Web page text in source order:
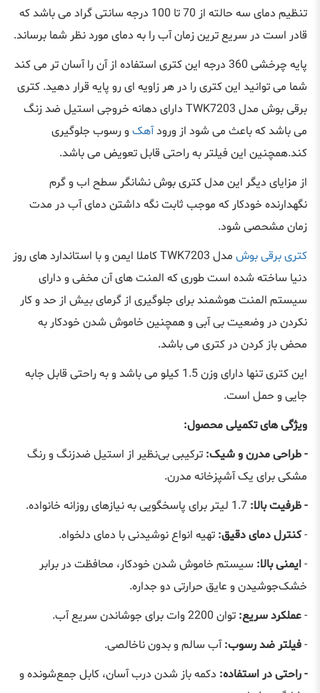
تنظیم دمای سه حالته از 70 تا 100 درجه سانتی گراد می باشد که
قادر است در سریع ترین زمان آب را به دمای مورد نظر شما برساند.
پایه چرخشی 360 درجه این کتری استفاده از آن را آسان تر می کند
شما می توانید این کتری را در هر زاویه ای رو پایه قرار دهید. کتری
برقی بوش مدل TWK7203 دارای دهانه خروجی استیل ضد زنگ
می باشد که باعث می شود از ورودآهکو رسوب جلوگیری
کند.همچنین این فیلتر به راحتی قابل تعویض می باشد.
از مزایای دیگر این مدل کتری بوش نشانگر سطح اب و گرم
نگهدارنده خودکار که موجب ثابت نگه داشتن دمای آب در مدت
زمان مشحصی شود.
کتری برقی بوش مدل TWK7203کاملا ایمن و با استاندارد های روز
دنیا ساخته شده است طوری که المنت های آن مخفی و دارای
سیستم المنت هوشمند برای جلوگیری از گرمای بیش از حد و کار
نکردن در وضعیت بی آبی و همچنین خاموش شدن خودکار به
محض باز کردن در کتری می باشد.
این کتری تنها دارای وزن 1.5 کیلو می باشد و به راحتی قابل جابه
جایی و حمل است.
ویژگی های تکمیلی محصول:
- طراحی مدرن و شیک: ترکیبی بی‌نظیر از استیل ضدزنگ و رنگ
مشکی برای یک آشپزخانه مدرن.
- ظرفیت بالا:
1.7 لیتر برای پاسخگویی به نیازهای روزانه خانواده.
-کنترل دمای دقیق: تهیه انواع نوشیدنی با دمای دلخواه.
-ایمنی بالا: سیستم خاموش شدن خودکار، محافظت در برابر
خشک‌جوشیدن و عایق حرارتی دو جداره.
-عملکرد سریع: توان 2200 وات برای جوشاندن سریع آب
.
-فیلتر ضد رسوب:آب سالم و بدون ناخالصی.
- راحتی در استفاده: دکمه باز شدن درب آسان، کابل جمع‌شونده و